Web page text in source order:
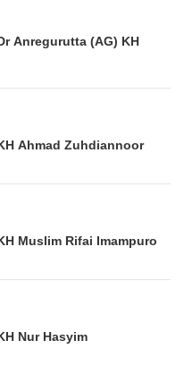
Anregurutta (AG) KH
Ahmad Zuhdiannoor
Muslim Rifai Imampuro
Nur Hasyim